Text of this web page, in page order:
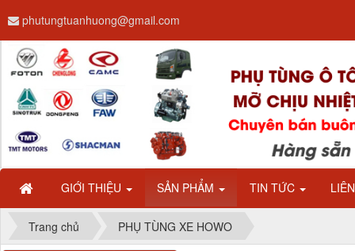
GIỚI THIỆU SẢN PHẨM TIN TỨC
phutungtuanhuong@gmail.com
Trang chủ PHỤ TÙNG XE HOWO
Dây ga CAMC H08 dài
2.68m